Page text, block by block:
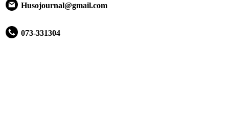
Husojournal@gmail.com
073-331304